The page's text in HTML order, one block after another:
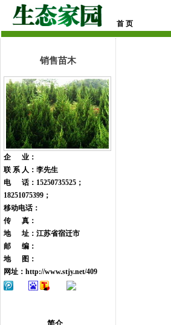
首 页
销售苗木
企 业：
联 系 人：李先生
电 话：15250735525；
18251075399；
移动电话：
传 真：
地 址：江苏省宿迁市
邮 编：
地 图：
网址： http://www.stjy.net/409